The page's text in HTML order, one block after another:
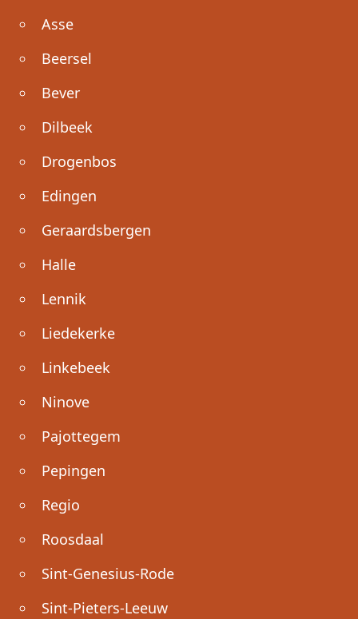
Asse
Beersel
Bever
Dilbeek
Drogenbos
Edingen
Geraardsbergen
Halle
Lennik
Liedekerke
Linkebeek
Ninove
Pajottegem
Pepingen
Regio
Roosdaal
Sint-Genesius-Rode
Sint-Pieters-Leeuw